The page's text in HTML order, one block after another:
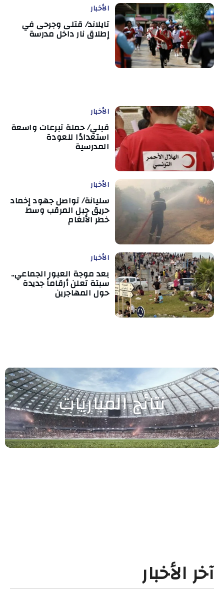
الأخبار
تايلاند/ قتلى وجرحى في
إطلاق نار داخل مدرسة
الأخبار
قبلي/ حملة تبرعات واسعة
استعدادًا للعودة
المدرسية
الأخبار
سليانة/ تواصل جهود إخماد
حريق جبل المرقب وسط
خطر الألغام
الأخبار
بعد موجة العبور الجماعي..
سبتة تعلن أرقاماً جديدة
حول المهاجرين
نتائج المباريات
آخر الأخبار